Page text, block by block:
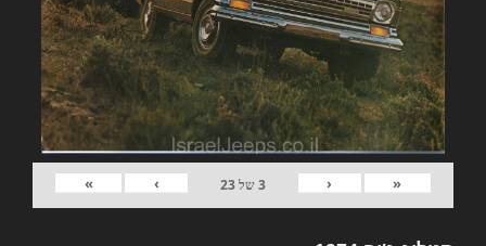
«
‹
3של23
›
»